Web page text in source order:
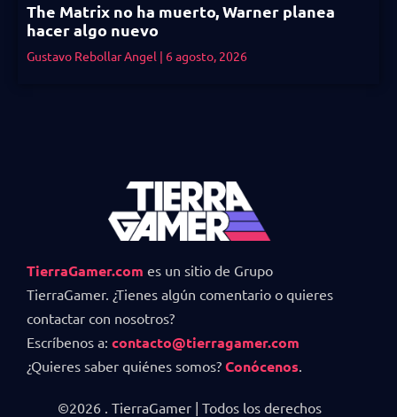
The Matrix no ha muerto, Warner planea
hacer algo nuevo
Gustavo Rebollar Angel 6 agosto, 2026
TierraGamer.com es un sitio de Grupo
TierraGamer. ¿Tienes algún comentario o quieres
contactar con nosotros?
Escríbenos a: contacto@tierragamer.com
¿Quieres saber quiénes somos? Conócenos.
©2026 . TierraGamer | Todos los derechos